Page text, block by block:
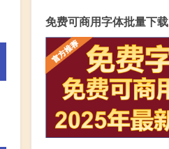
免费可商用字体批量下载